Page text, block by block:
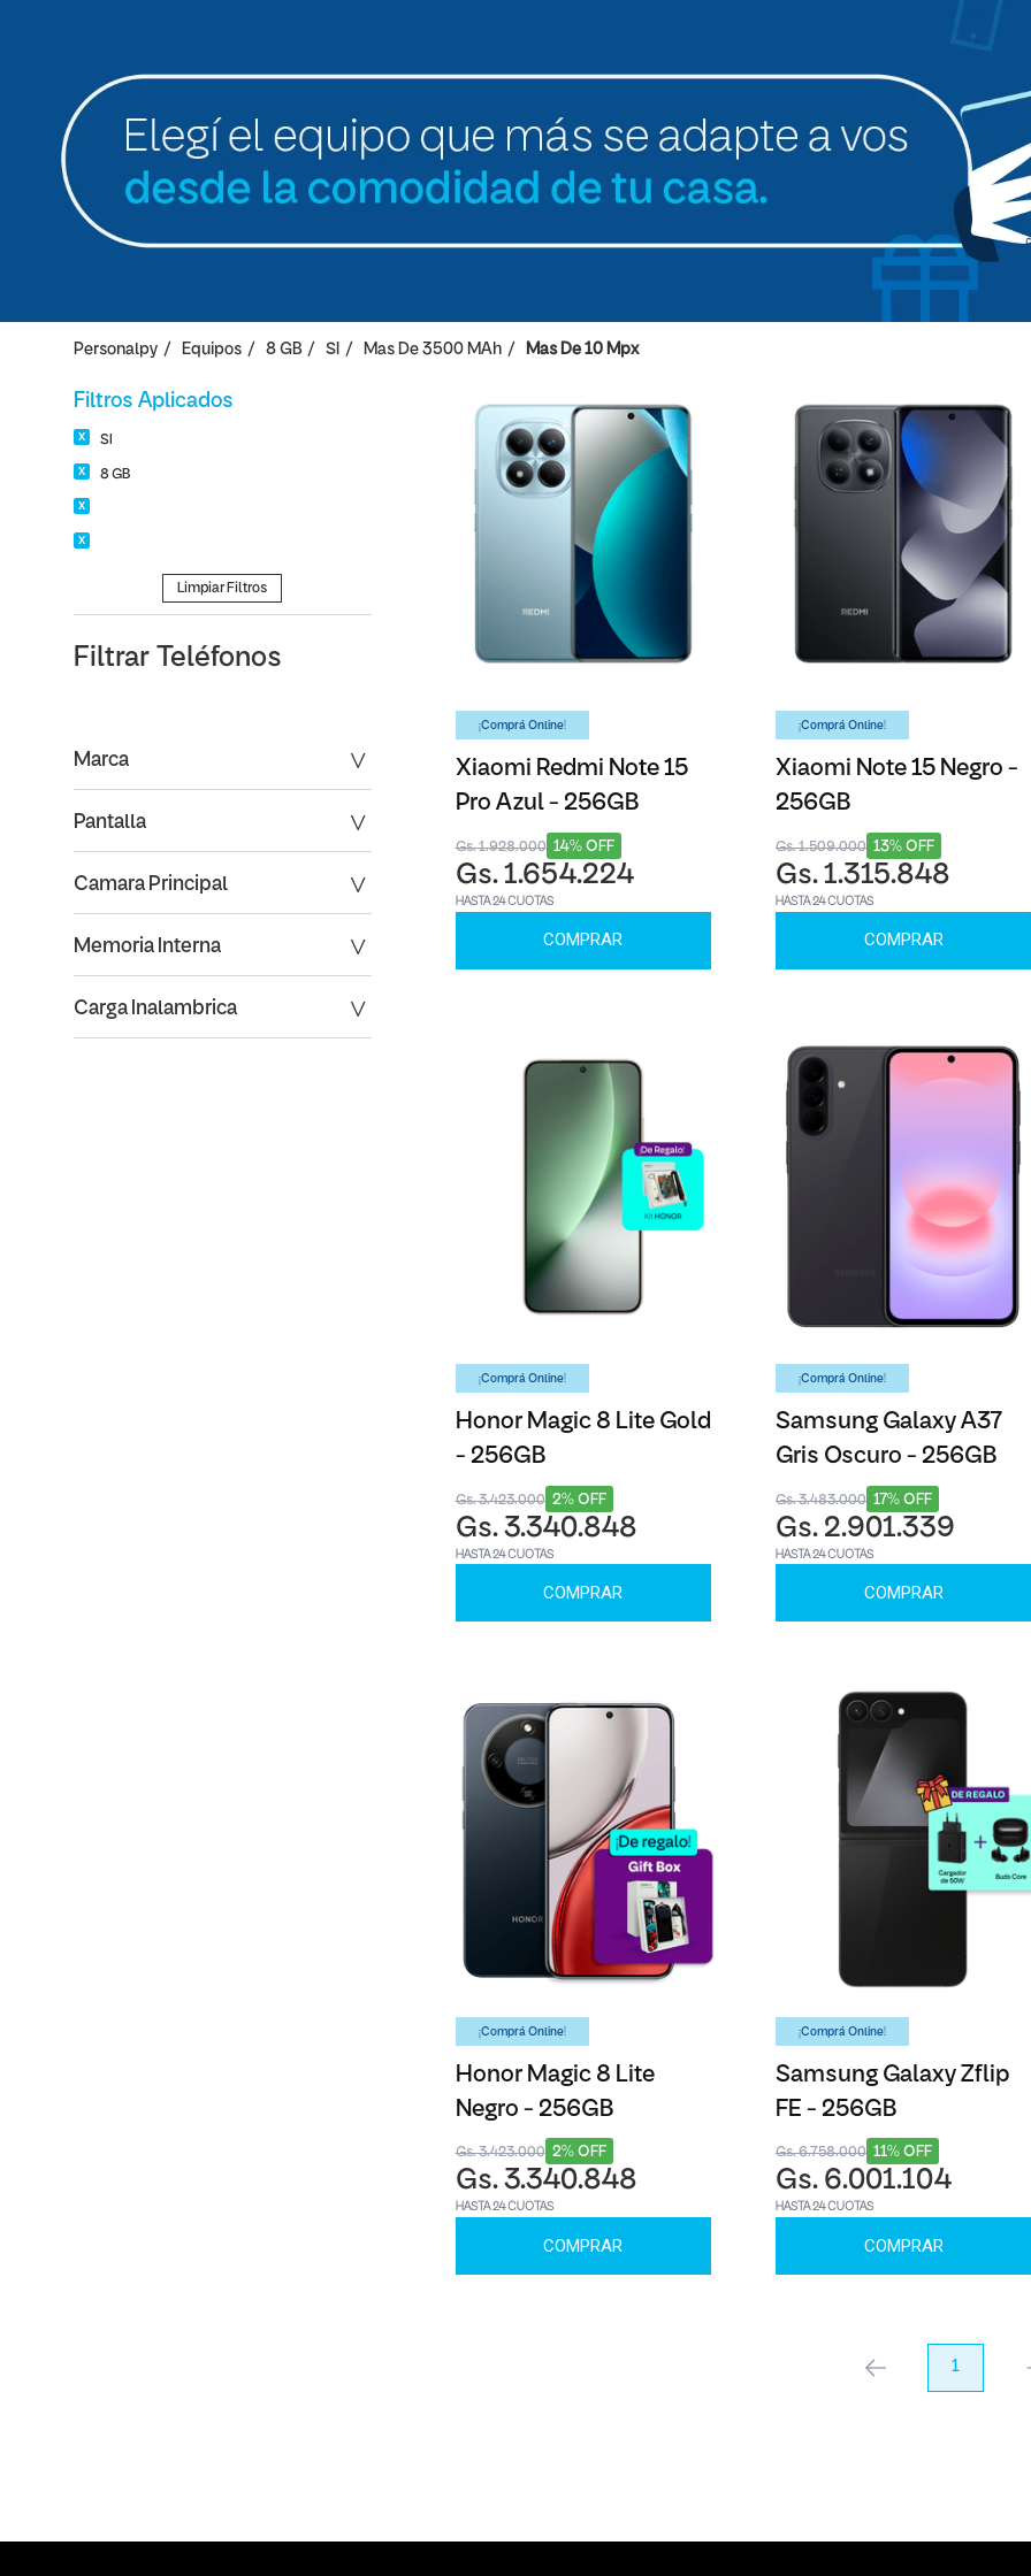
Personalpy Equipos 8 GB SI Mas De 3500 MAh Mas De 10 Mpx
Filtros Aplicados
SI
8 GB
Limpiar Filtros
Filtrar Teléfonos
Marca
Pantalla
Camara Principal
Carga Inalambrica
Memoria Interna
¡Comprá Online!
Xiaomi Redmi Note 15
Pro Azul - 256GB
14% OFF
Gs. 1.928.000
Gs. 1.654.224
HASTA 24 CUOTAS
COMPRAR
¡Comprá Online!
Xiaomi Note 15 Negro -
256GB
13% OFF
Gs. 1.509.000
Gs. 1.315.848
HASTA 24 CUOTAS
COMPRAR
¡Comprá Online!
Honor Magic 8 Lite Gold
- 256GB
2% OFF
Gs. 3.423.000
Gs. 3.340.848
HASTA 24 CUOTAS
COMPRAR
¡Comprá Online!
Samsung Galaxy A37
Gris Oscuro - 256GB
17% OFF
Gs. 3.483.000
Gs. 2.901.339
HASTA 24 CUOTAS
COMPRAR
¡Comprá Online!
Honor Magic 8 Lite
Negro - 256GB
2% OFF
Gs. 3.423.000
Gs. 3.340.848
HASTA 24 CUOTAS
COMPRAR
¡Comprá Online!
Samsung Galaxy Zflip
FE - 256GB
11% OFF
Gs. 6.758.000
Gs. 6.001.104
HASTA 24 CUOTAS
COMPRAR
anterior 1